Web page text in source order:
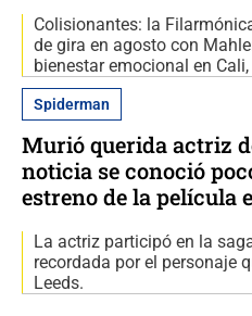
Colisionantes: la
de gira en agosto con
bienestar emocional en Cali,
Spiderman
Murió querida actriz
noticia se conoció
estreno de la película
La actriz participó en la
recordada por el personaje
Leeds.